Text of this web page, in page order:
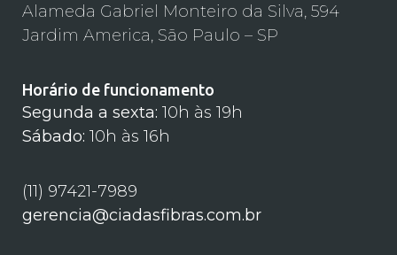
Alameda Gabriel Monteiro da Silva, 594
Jardim America, São Paulo – SP
Horário de funcionamento
Segunda a sexta: 10h às 19h
Sábado: 10h às 16h
(11) 97421-7989
gerencia@ciadasfibras.com.br